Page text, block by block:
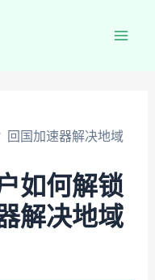
回国加速器解决地域
如何解锁
解决地域